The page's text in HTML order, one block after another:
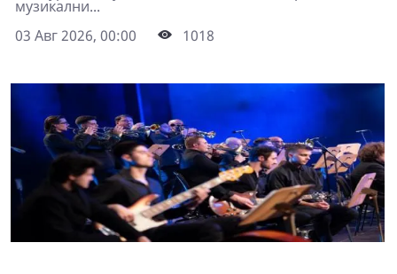
музикални...
03 Авг 2026, 00:00
1018